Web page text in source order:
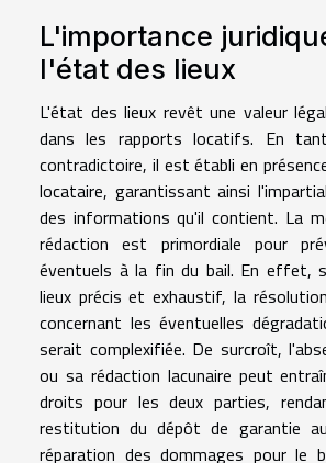
L'importance
l'état des lieux
L'état des lieux revêt une valeur
dans les rapports locatifs. En
contradictoire, il est établi en
locataire, garantissant ainsi
des informations qu'il contient. La
rédaction est primordiale pour
éventuels à la fin du bail. En effet,
lieux précis et exhaustif, la
concernant les éventuelles
serait complexifiée. De surcroît,
ou sa rédaction lacunaire peut
droits pour les deux parties,
restitution du dépôt de garantie
réparation des dommages pour le